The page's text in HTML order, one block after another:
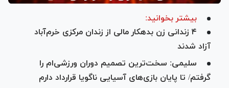
بیشتر بخوانید:
۴ زندانی زن بدهکار مالی از زندان مرکزی خرم‌آباد
آزاد شدند
سلیمی: سخت‌ترین تصمیم دوران ورزشی‌ام را
گرفتم/ تا پایان بازی‌های آسیایی ناگویا قرارداد دارم